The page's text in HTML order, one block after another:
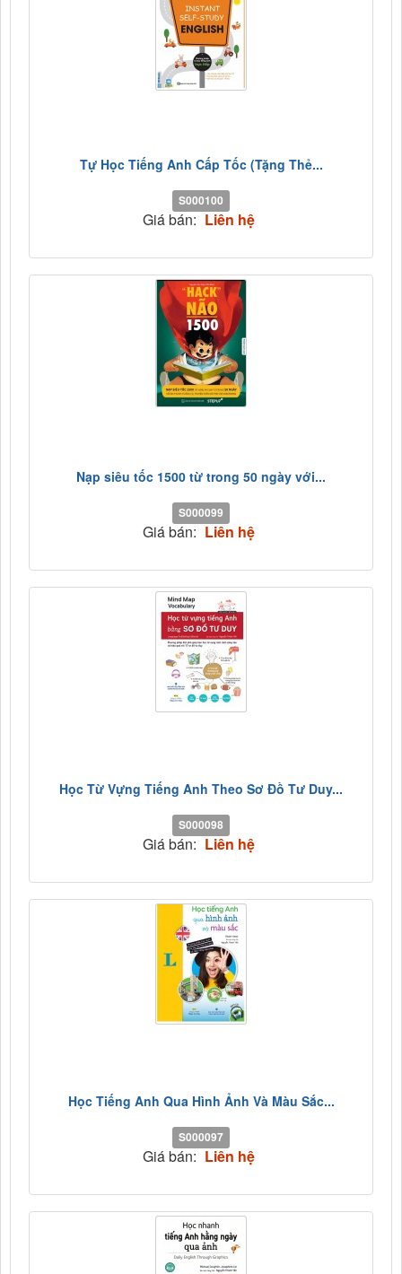
Tự Học Tiếng Anh Cấp Tốc (Tặng Thẻ...
S000100
Giá bán: Liên hệ
Nạp siêu tốc 1500 từ trong 50 ngày với...
S000099
Giá bán: Liên hệ
Học Từ Vựng Tiếng Anh Theo Sơ Đồ Tư Duy...
S000098
Giá bán: Liên hệ
Học Tiếng Anh Qua Hình Ảnh Và Màu Sắc...
S000097
Giá bán: Liên hệ